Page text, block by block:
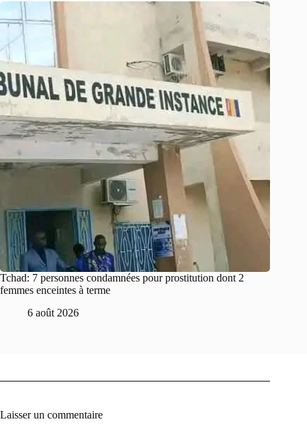
Tchad: 7 personnes condamnées pour prostitution dont 2
femmes enceintes à terme
6 août 2026
Laisser un commentaire